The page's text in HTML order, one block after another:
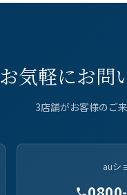
お気軽にお問
3店舗がお客様のご
auシ